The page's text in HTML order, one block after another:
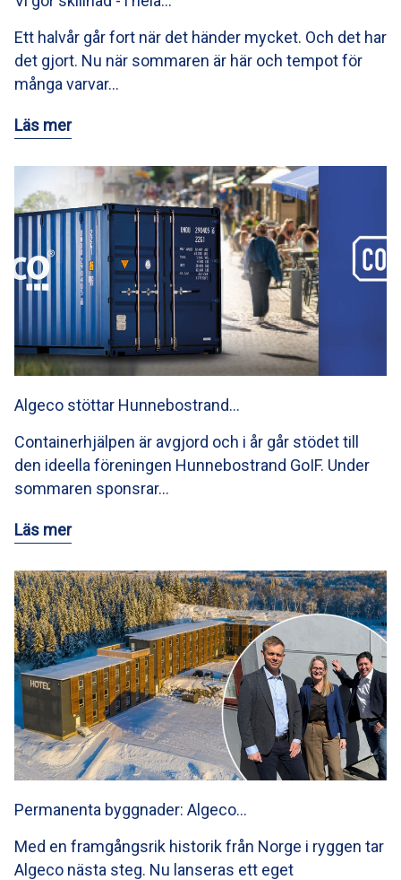
Ett halvår går fort när det händer mycket. Och det har
det gjort. Nu när sommaren är här och tempot för
många varvar…
Läs mer
Algeco stöttar Hunnebostrand…
Containerhjälpen är avgjord och i år går stödet till
den ideella föreningen Hunnebostrand GoIF. Under
sommaren sponsrar…
Läs mer
Permanenta byggnader: Algeco…
Med en framgångsrik historik från Norge i ryggen tar
Algeco nästa steg. Nu lanseras ett eget